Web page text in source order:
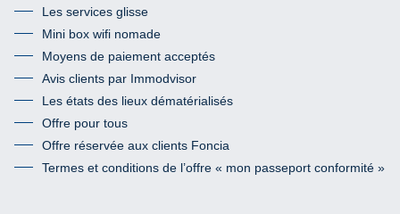
Les services glisse
Mini box wifi nomade
Moyens de paiement acceptés
Avis clients par Immodvisor
Les états des lieux dématérialisés
Offre pour tous
Offre réservée aux clients Foncia
Termes et conditions de l’offre « mon passeport conformité »